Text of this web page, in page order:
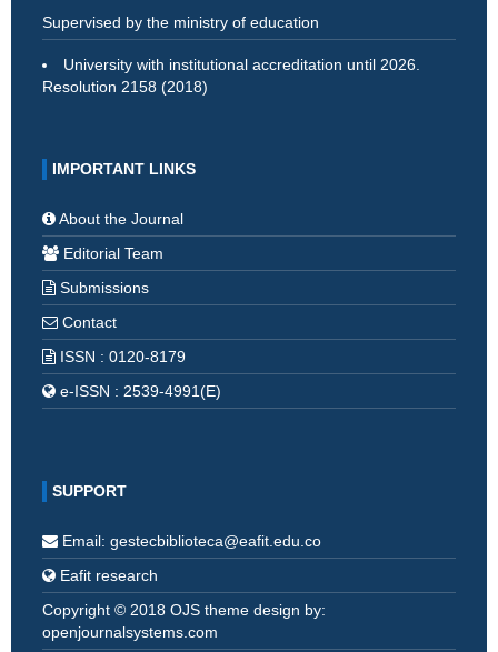
Supervised by the ministry of education
University with institutional accreditation until 2026.
Resolution 2158 (2018)
IMPORTANT LINKS
About the Journal
Editorial Team
Submissions
Contact
ISSN : 0120-8179
e-ISSN : 2539-4991(E)
SUPPORT
Email: gestecbiblioteca@eafit.edu.co
Eafit research
Copyright © 2018 OJS theme design by:
openjournalsystems.com